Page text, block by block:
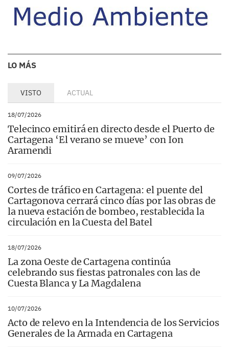
LO MÁS
VISTO ACTUAL
18/07/2026
Telecinco emitirá en directo desde el Puerto de
Cartagena ‘El verano se mueve’ con Ion
Aramendi
09/07/2026
Cortes de tráfico en Cartagena: el puente del
Cartagonova cerrará cinco días por las obras de
la nueva estación de bombeo, restablecida la
circulación en la Cuesta del Batel
18/07/2026
La zona Oeste de Cartagena continúa
celebrando sus fiestas patronales con las de
Cuesta Blanca y La Magdalena
10/07/2026
Acto de relevo en la Intendencia de los Servicios
Generales de la Armada en Cartagena